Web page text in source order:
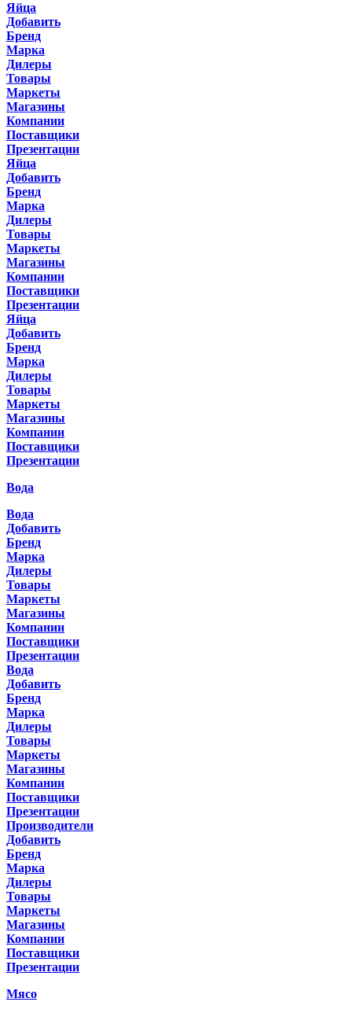
Яйца
Добавить
Бренд
Марка
Дилеры
Товары
Маркеты
Магазины
Компании
Поставщики
Презентации
Яйца
Добавить
Бренд
Марка
Дилеры
Товары
Маркеты
Магазины
Компании
Поставщики
Презентации
Яйца
Добавить
Бренд
Марка
Дилеры
Товары
Маркеты
Магазины
Компании
Поставщики
Презентации
Вода
Вода
Добавить
Бренд
Марка
Дилеры
Товары
Маркеты
Магазины
Компании
Поставщики
Презентации
Вода
Добавить
Бренд
Марка
Дилеры
Товары
Маркеты
Магазины
Компании
Поставщики
Презентации
Производители
Добавить
Бренд
Марка
Дилеры
Товары
Маркеты
Магазины
Компании
Поставщики
Презентации
Мясо